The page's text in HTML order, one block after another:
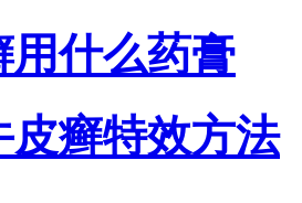
用什么药膏
皮癣特效方法